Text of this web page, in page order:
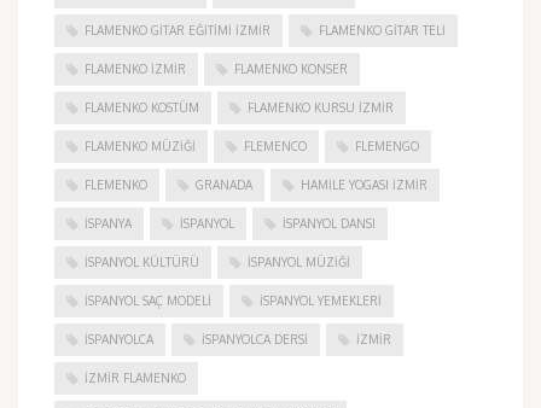
FLAMENKO GITAR EĞITIMI İZMIR FLAMENKO GITAR TELI
FLAMENKO IZMIR FLAMENKO KONSER
FLAMENKO KOSTÜM FLAMENKO KURSU İZMIR
FLAMENKO MÜZIĞI FLEMENCO FLEMENGO
FLEMENKO GRANADA HAMILE YOGASI İZMIR
ISPANYA İSPANYOL İSPANYOL DANSI
İSPANYOL KÜLTÜRÜ İSPANYOL MÜZIĞI
İSPANYOL SAÇ MODELI İSPANYOL YEMEKLERI
İSPANYOLCA İSPANYOLCA DERSI IZMIR
IZMIR FLAMENKO